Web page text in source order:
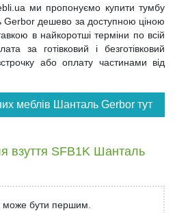
ми пропонуємо купити тумбу
Gerbor дешево за доступною ціною
в найкоротші терміни по всій
за готівковий і безготівковий
або оплату частинами від
меблів Шанталь Gerbor тут
взуття SFB1K Шанталь
може бути першим.